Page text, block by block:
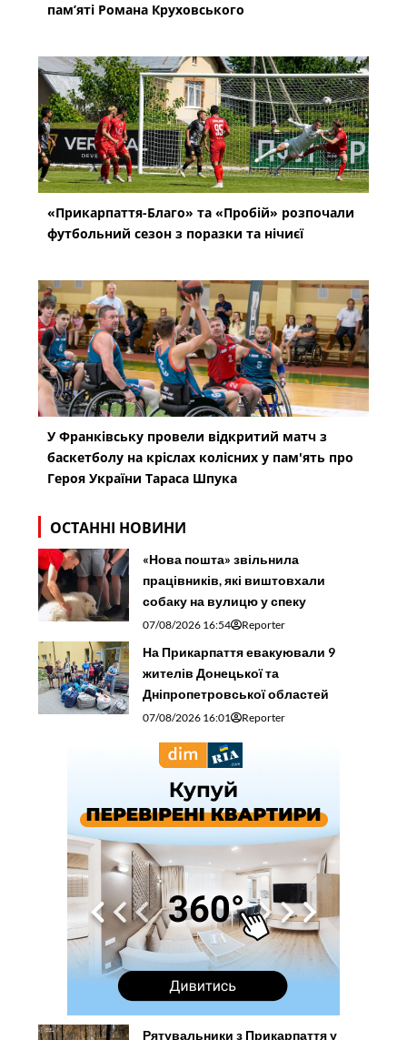
пам’яті Романа Круховського
«Прикарпаття-Благо» та «Пробій» розпочали
футбольний сезон з поразки та нічиєї
У Франківську провели відкритий матч з
баскетболу на кріслах колісних у пам'ять про
Героя України Тараса Шпука
ОСТАННІ НОВИНИ
«Нова пошта» звільнила
працівників, які виштовхали
собаку на вулицю у спеку
07/08/2026 16:54 Reporter
На Прикарпаття евакуювали 9
жителів Донецької та
Дніпропетровської областей
07/08/2026 16:01 Reporter
Рятувальники з Прикарпаття у